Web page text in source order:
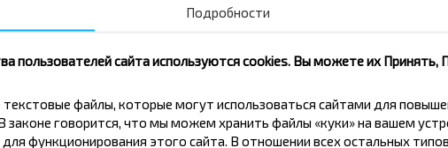
дешевле?
Подробности
пользователей сайта используются cookies. Вы можете их Принять,
файлы, которые могут использоваться сайтами для
законе говорится, что мы можем хранить файлы «куки» на вашем
функционирования этого сайта. В отношении всех остальных